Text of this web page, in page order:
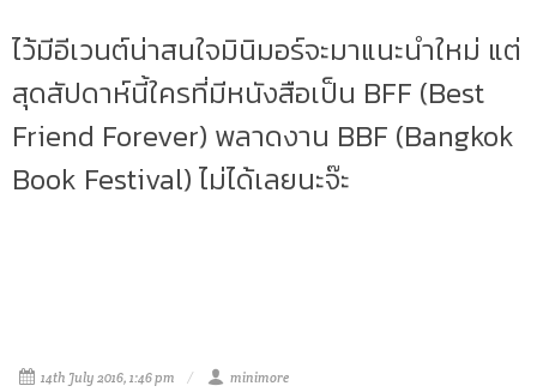
ไว้มีอีเวนต์น่าสนใจมินิมอร์จะมาแนะนำใหม่ แต่
สุดสัปดาห์นี้ใครที่มีหนังสือเป็น BFF (Best
Friend Forever) พลาดงาน BBF (Bangkok
Book Festival) ไม่ได้เลยนะจ๊ะ
14th July 2016, 1:46 pm minimore